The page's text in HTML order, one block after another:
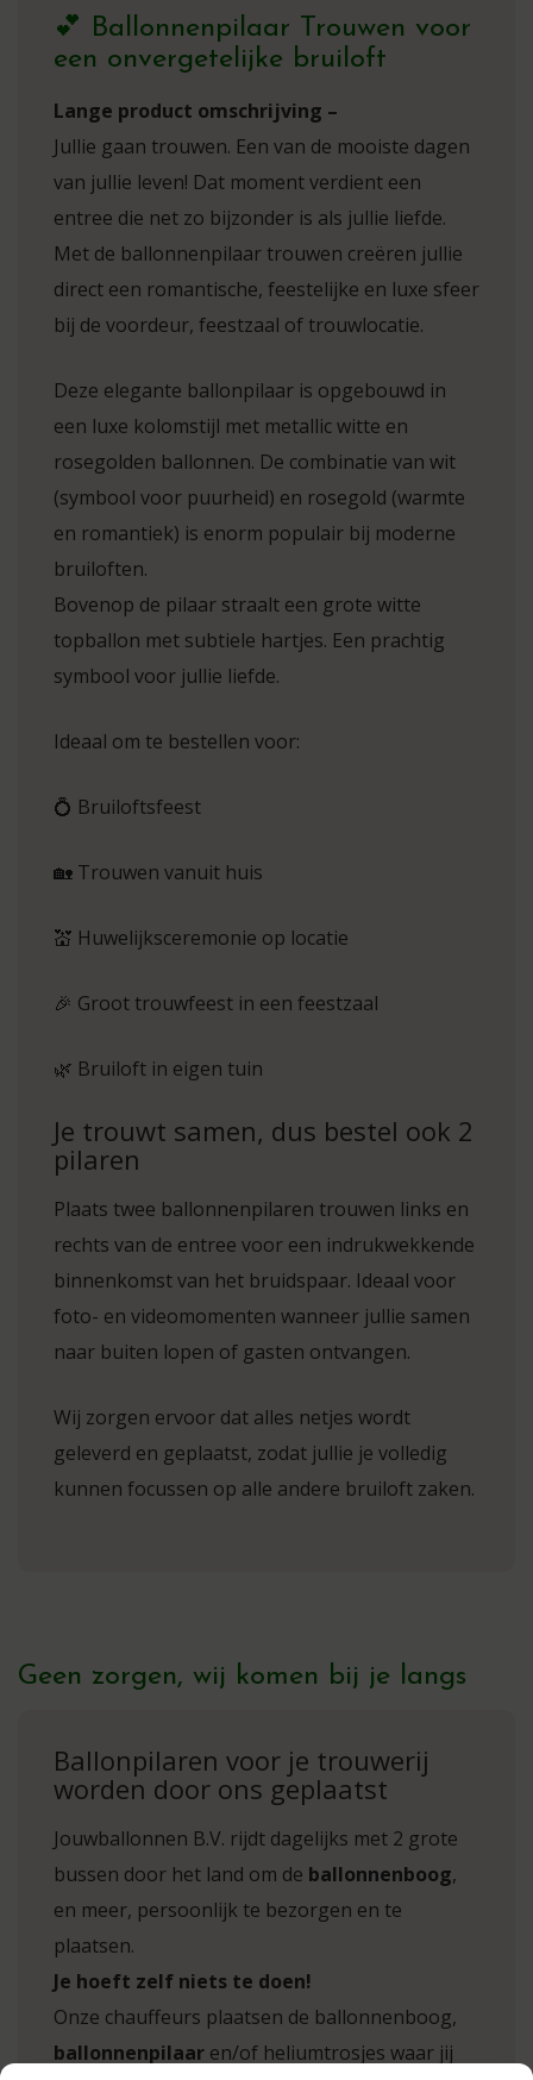
💕 Ballonnenpilaar Trouwen voor
een onvergetelijke bruiloft
Lange product omschrijving –
Jullie gaan trouwen. Een van de mooiste dagen
van jullie leven! Dat moment verdient een
entree die net zo bijzonder is als jullie liefde.
Met de ballonnenpilaar trouwen creëren jullie
direct een romantische, feestelijke en luxe sfeer
bij de voordeur, feestzaal of trouwlocatie.
Deze elegante ballonpilaar is opgebouwd in
een luxe kolomstijl met metallic witte en
rosegolden ballonnen. De combinatie van wit
(symbool voor puurheid) en rosegold (warmte
en romantiek) is enorm populair bij moderne
bruiloften.
Bovenop de pilaar straalt een grote witte
topballon met subtiele hartjes. Een prachtig
symbool voor jullie liefde.
Ideaal om te bestellen voor:
💍 Bruiloftsfeest
🏡 Trouwen vanuit huis
💒 Huwelijksceremonie op locatie
🎉 Groot trouwfeest in een feestzaal
🌿 Bruiloft in eigen tuin
Je trouwt samen, dus bestel ook 2
pilaren
Plaats twee ballonnenpilaren trouwen links en
rechts van de entree voor een indrukwekkende
binnenkomst van het bruidspaar. Ideaal voor
foto- en videomomenten wanneer jullie samen
naar buiten lopen of gasten ontvangen.
Wij zorgen ervoor dat alles netjes wordt
geleverd en geplaatst, zodat jullie je volledig
kunnen focussen op alle andere bruiloft zaken.
Geen zorgen, wij komen bij je langs
Ballonpilaren voor je trouwerij
worden door ons geplaatst
Jouwballonnen B.V. rijdt dagelijks met 2 grote
bussen door het land om de ballonnenboog,
en meer, persoonlijk te bezorgen en te
plaatsen.
Je hoeft zelf niets te doen!
Onze chauffeurs plaatsen de ballonnenboog,
ballonnenpilaar en/of heliumtrosjes waar jij